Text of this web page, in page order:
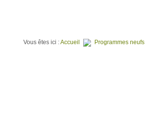
Vous êtes ici :Accueil Programmes neufs